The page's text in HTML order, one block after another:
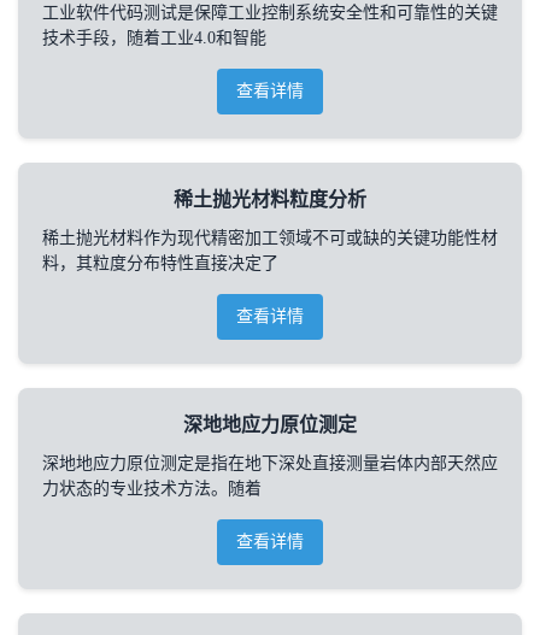
工业软件代码测试是保障工业控制系统安全性和可靠性的关键
技术手段，随着工业4.0和智能
查看详情
稀土抛光材料粒度分析
稀土抛光材料作为现代精密加工领域不可或缺的关键功能性材
料，其粒度分布特性直接决定了
查看详情
深地地应力原位测定
深地地应力原位测定是指在地下深处直接测量岩体内部天然应
力状态的专业技术方法。随着
查看详情